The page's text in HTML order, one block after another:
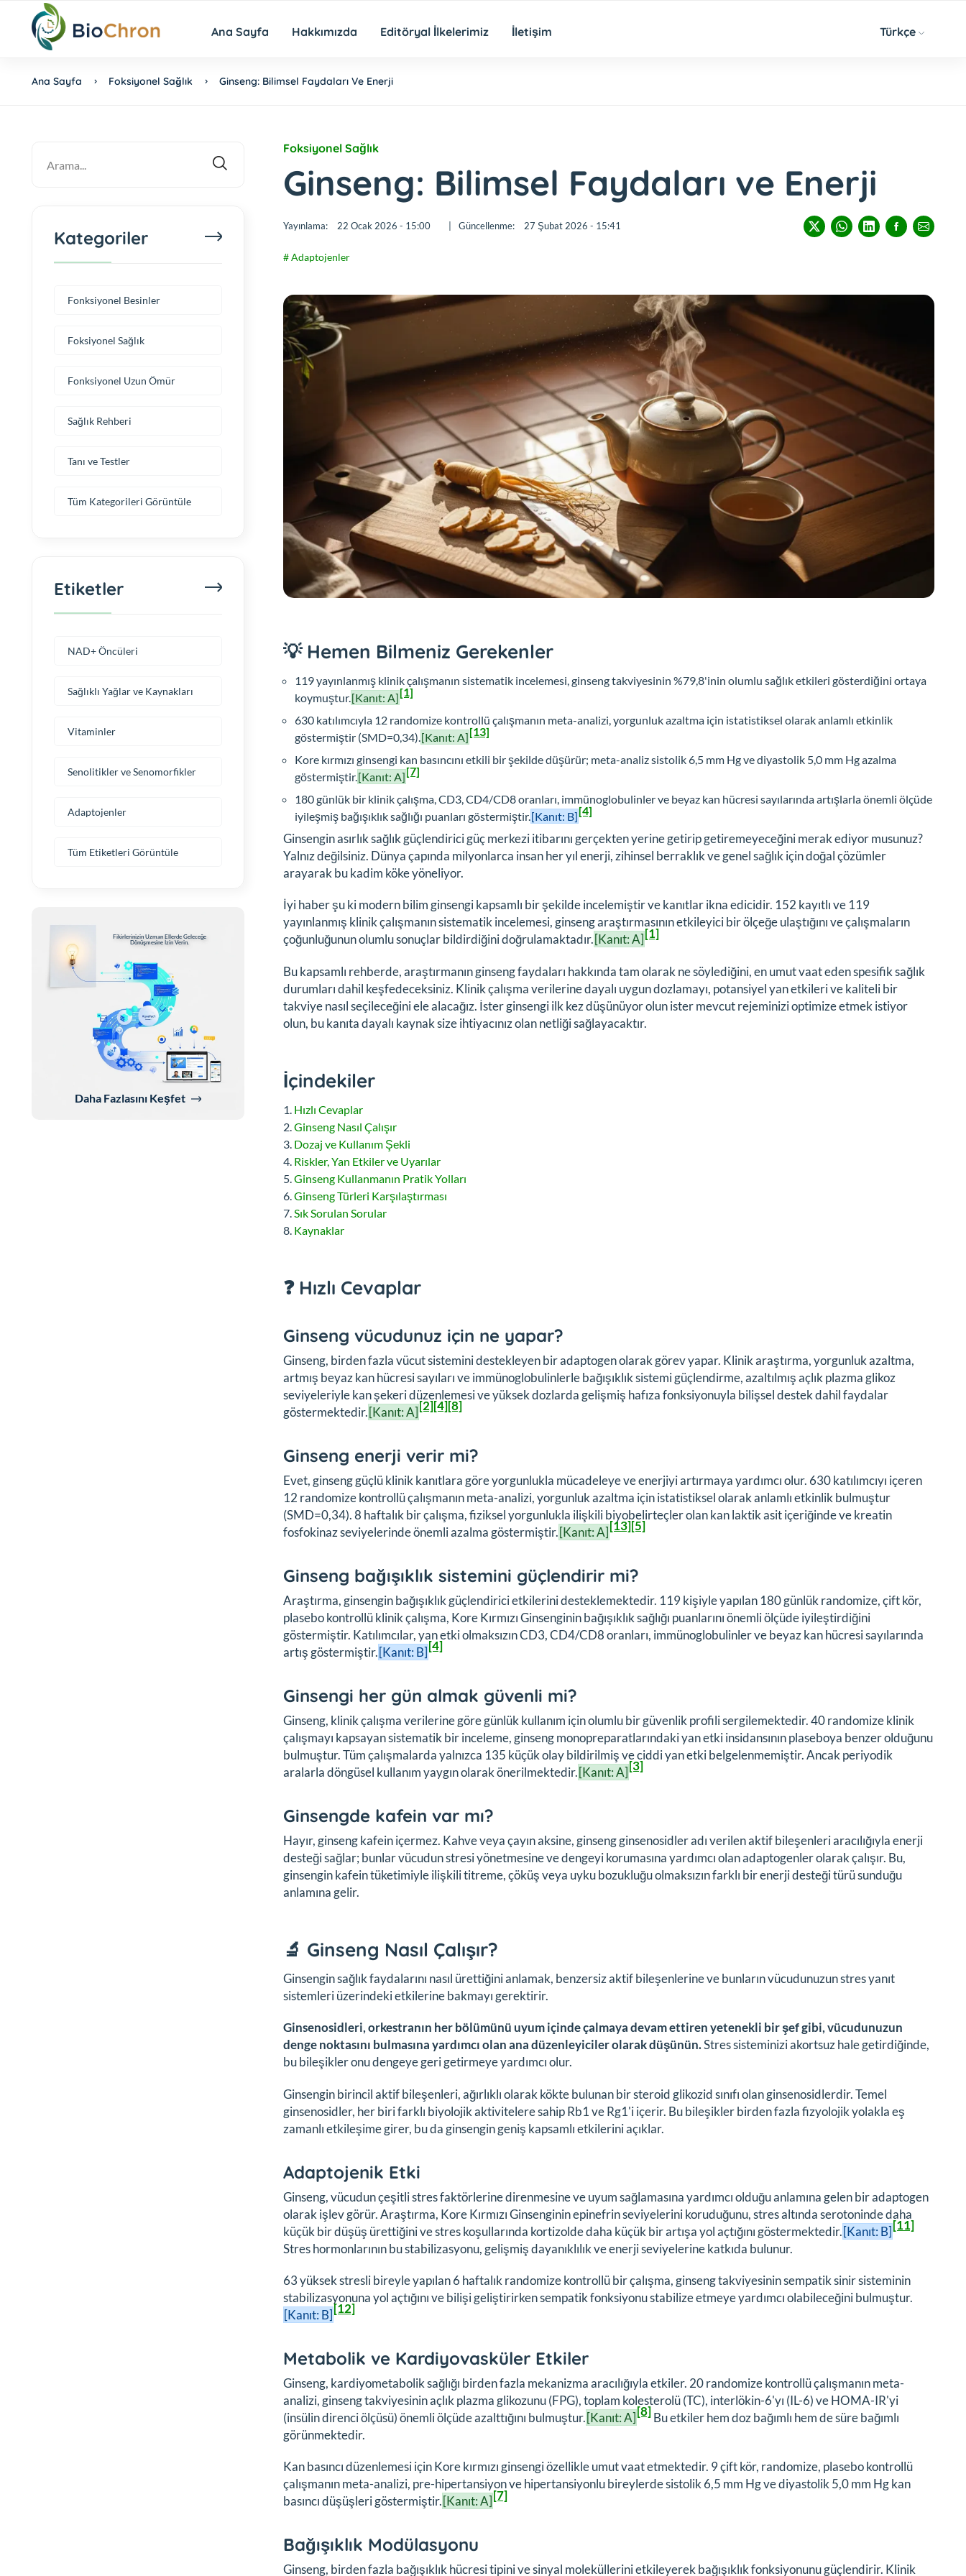
Ana Sayfa Hakkımızda Editöryal İlkelerimiz İletişim Türkçe
Ana Sayfa Foksiyonel Sağlık Ginseng: Bilimsel Faydaları Ve Enerji
Foksiyonel Sağlık
Ginseng: Bilimsel Faydaları ve Enerji
Yayınlama: 22 Ocak 2026 - 15:00 Güncellenme: 27 Şubat 2026 - 15:41
# Adaptojenler
💡 Hemen Bilmeniz Gerekenler
119 yayınlanmış klinik çalışmanın sistematik incelemesi, ginseng takviyesinin %79,8'inin olumlu sağlık etkileri gösterdiğini ortaya
koymuştur.[Kanıt: A][1]
630 katılımcıyla 12 randomize kontrollü çalışmanın meta-analizi, yorgunluk azaltma için istatistiksel olarak anlamlı etkinlik
göstermiştir (SMD=0,34).[Kanıt: A][13]
Kore kırmızı ginsengi kan basıncını etkili bir şekilde düşürür; meta-analiz sistolik 6,5 mm Hg ve diyastolik 5,0 mm Hg azalma
göstermiştir.[Kanıt: A][7]
180 günlük bir klinik çalışma, CD3, CD4/CD8 oranları, immünoglobulinler ve beyaz kan hücresi sayılarında artışlarla önemli ölçüde
iyileşmiş bağışıklık sağlığı puanları göstermiştir.[Kanıt: B][4]
Ginsengin asırlık sağlık güçlendirici güç merkezi itibarını gerçekten yerine getirip getiremeyeceğini merak ediyor musunuz?
Yalnız değilsiniz. Dünya çapında milyonlarca insan her yıl enerji, zihinsel berraklık ve genel sağlık için doğal çözümler
arayarak bu kadim köke yöneliyor.
İyi haber şu ki modern bilim ginsengi kapsamlı bir şekilde incelemiştir ve kanıtlar ikna edicidir. 152 kayıtlı ve 119
yayınlanmış klinik çalışmanın sistematik incelemesi, ginseng araştırmasının etkileyici bir ölçeğe ulaştığını ve çalışmaların
çoğunluğunun olumlu sonuçlar bildirdiğini doğrulamaktadır.[Kanıt: A][1]
Bu kapsamlı rehberde, araştırmanın ginseng faydaları hakkında tam olarak ne söylediğini, en umut vaat eden spesifik sağlık
durumları dahil keşfedeceksiniz. Klinik çalışma verilerine dayalı uygun dozlamayı, potansiyel yan etkileri ve kaliteli bir
takviye nasıl seçileceğini ele alacağız. İster ginsengi ilk kez düşünüyor olun ister mevcut rejeminizi optimize etmek istiyor
olun, bu kanıta dayalı kaynak size ihtiyacınız olan netliği sağlayacaktır.
İçindekiler
Hızlı Cevaplar
Ginseng Nasıl Çalışır
Dozaj ve Kullanım Şekli
Riskler, Yan Etkiler ve Uyarılar
Ginseng Kullanmanın Pratik Yolları
Ginseng Türleri Karşılaştırması
Sık Sorulan Sorular
Kaynaklar
❓ Hızlı Cevaplar
Ginseng vücudunuz için ne yapar?
Ginseng, birden fazla vücut sistemini destekleyen bir adaptogen olarak görev yapar. Klinik araştırma, yorgunluk azaltma,
artmış beyaz kan hücresi sayıları ve immünoglobulinlerle bağışıklık sistemi güçlendirme, azaltılmış açlık plazma glikoz
seviyeleriyle kan şekeri düzenlemesi ve yüksek dozlarda gelişmiş hafıza fonksiyonuyla bilişsel destek dahil faydalar
göstermektedir.[Kanıt: A][2][4][8]
Ginseng enerji verir mi?
Evet, ginseng güçlü klinik kanıtlara göre yorgunlukla mücadeleye ve enerjiyi artırmaya yardımcı olur. 630 katılımcıyı içeren
12 randomize kontrollü çalışmanın meta-analizi, yorgunluk azaltma için istatistiksel olarak anlamlı etkinlik bulmuştur
(SMD=0,34). 8 haftalık bir çalışma, fiziksel yorgunlukla ilişkili biyobelirteçler olan kan laktik asit içeriğinde ve kreatin
fosfokinaz seviyelerinde önemli azalma göstermiştir.[Kanıt: A][13][5]
Ginseng bağışıklık sistemini güçlendirir mi?
Araştırma, ginsengin bağışıklık güçlendirici etkilerini desteklemektedir. 119 kişiyle yapılan 180 günlük randomize, çift kör,
plasebo kontrollü klinik çalışma, Kore Kırmızı Ginsenginin bağışıklık sağlığı puanlarını önemli ölçüde iyileştirdiğini
göstermiştir. Katılımcılar, yan etki olmaksızın CD3, CD4/CD8 oranları, immünoglobulinler ve beyaz kan hücresi sayılarında
artış göstermiştir.[Kanıt: B][4]
Ginsengi her gün almak güvenli mi?
Ginseng, klinik çalışma verilerine göre günlük kullanım için olumlu bir güvenlik profili sergilemektedir. 40 randomize klinik
çalışmayı kapsayan sistematik bir inceleme, ginseng monopreparatlarındaki yan etki insidansının plaseboya benzer olduğunu
bulmuştur. Tüm çalışmalarda yalnızca 135 küçük olay bildirilmiş ve ciddi yan etki belgelenmemiştir. Ancak periyodik
aralarla döngüsel kullanım yaygın olarak önerilmektedir.[Kanıt: A][3]
Ginsengde kafein var mı?
Hayır, ginseng kafein içermez. Kahve veya çayın aksine, ginseng ginsenosidler adı verilen aktif bileşenleri aracılığıyla enerji
desteği sağlar; bunlar vücudun stresi yönetmesine ve dengeyi korumasına yardımcı olan adaptogenler olarak çalışır. Bu,
ginsengin kafein tüketimiyle ilişkili titreme, çöküş veya uyku bozukluğu olmaksızın farklı bir enerji desteği türü sunduğu
anlamına gelir.
🔬 Ginseng Nasıl Çalışır?
Ginsengin sağlık faydalarını nasıl ürettiğini anlamak, benzersiz aktif bileşenlerine ve bunların vücudunuzun stres yanıt
sistemleri üzerindeki etkilerine bakmayı gerektirir.
Ginsenosidleri, orkestranın her bölümünü uyum içinde çalmaya devam ettiren yetenekli bir şef gibi, vücudunuzun
denge noktasını bulmasına yardımcı olan ana düzenleyiciler olarak düşünün.Stres sisteminizi akortsuz hale getirdiğinde,
bu bileşikler onu dengeye geri getirmeye yardımcı olur.
Ginsengin birincil aktif bileşenleri, ağırlıklı olarak kökte bulunan bir steroid glikozid sınıfı olan ginsenosidlerdir. Temel
ginsenosidler, her biri farklı biyolojik aktivitelere sahip Rb1 ve Rg1'i içerir. Bu bileşikler birden fazla fizyolojik yolakla eş
zamanlı etkileşime girer, bu da ginsengin geniş kapsamlı etkilerini açıklar.
Adaptojenik Etki
Ginseng, vücudun çeşitli stres faktörlerine direnmesine ve uyum sağlamasına yardımcı olduğu anlamına gelen bir adaptogen
olarak işlev görür. Araştırma, Kore Kırmızı Ginsenginin epinefrin seviyelerini koruduğunu, stres altında serotoninde daha
küçük bir düşüş ürettiğini ve stres koşullarında kortizolde daha küçük bir artışa yol açtığını göstermektedir.[Kanıt: B][11]
Stres hormonlarının bu stabilizasyonu, gelişmiş dayanıklılık ve enerji seviyelerine katkıda bulunur.
63 yüksek stresli bireyle yapılan 6 haftalık randomize kontrollü bir çalışma, ginseng takviyesinin sempatik sinir sisteminin
stabilizasyonuna yol açtığını ve bilişi geliştirirken sempatik fonksiyonu stabilize etmeye yardımcı olabileceğini bulmuştur.
[Kanıt: B][12]
Metabolik ve Kardiyovasküler Etkiler
Ginseng, kardiyometabolik sağlığı birden fazla mekanizma aracılığıyla etkiler. 20 randomize kontrollü çalışmanın meta-
analizi, ginseng takviyesinin açlık plazma glikozunu (FPG), toplam kolesterolü (TC), interlökin-6'yı (IL-6) ve HOMA-IR'yi
(insülin direnci ölçüsü) önemli ölçüde azalttığını bulmuştur.[Kanıt: A][8]Bu etkiler hem doz bağımlı hem de süre bağımlı
görünmektedir.
Kan basıncı düzenlemesi için Kore kırmızı ginsengi özellikle umut vaat etmektedir. 9 çift kör, randomize, plasebo kontrollü
çalışmanın meta-analizi, pre-hipertansiyon ve hipertansiyonlu bireylerde sistolik 6,5 mm Hg ve diyastolik 5,0 mm Hg kan
basıncı düşüşleri göstermiştir.[Kanıt: A][7]
Bağışıklık Modülasyonu
Ginseng, birden fazla bağışıklık hücresi tipini ve sinyal moleküllerini etkileyerek bağışıklık fonksiyonunu güçlendirir. Klinik
Kategoriler
Fonksiyonel Besinler
Foksiyonel Sağlık
Fonksiyonel Uzun Ömür
Sağlık Rehberi
Tanı ve Testler
Tüm Kategorileri Görüntüle
Etiketler
NAD+ Öncüleri
Sağlıklı Yağlar ve Kaynakları
Vitaminler
Senolitikler ve Senomorfikler
Adaptojenler
Tüm Etiketleri Görüntüle
Fikirlerinizin Uzman Ellerde Geleceğe
Dönüşmesine İzin Verin.
Daha Fazlasını Keşfet